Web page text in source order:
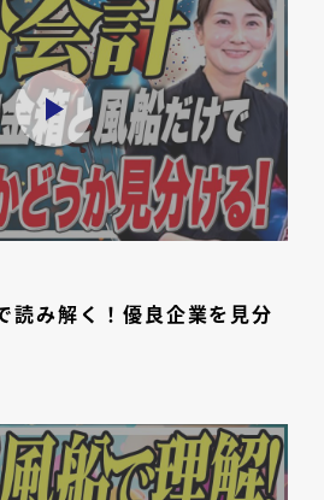
読み解く！優良企業を見分